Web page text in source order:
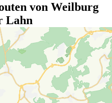
von Weilburg
Lahn